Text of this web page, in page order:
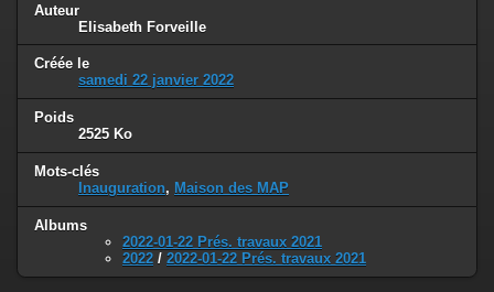
Auteur
Elisabeth Forveille
Créée le
samedi 22 janvier 2022
Poids
2525 Ko
Mots-clés
Inauguration, Maison des MAP
Albums
2022-01-22 Prés. travaux 2021
2022 / 2022-01-22 Prés. travaux 2021